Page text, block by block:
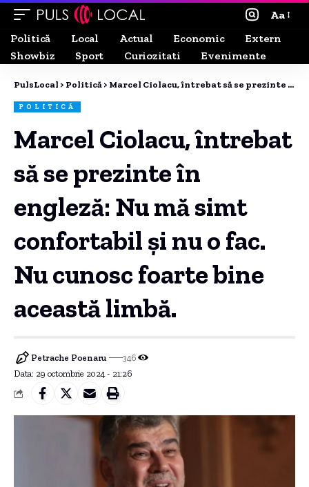
Aa
Politică
Local Actual Economic
Extern
Showbiz
Sport Curiozitati Evenimente
PulsLocal > Politică > Marcel Ciolacu, întrebat să se prezinte în engleză: Nu mă simt confortabil și nu o fac. Nu cunosc foarte bine această limbă.
POLITICĂ
Marcel Ciolacu, întrebat
să se prezinte în
engleză: Nu mă simt
confortabil și nu o fac.
Nu cunosc foarte bine
această limbă.
Data: 29 octombrie 2024 - 21:26
Petrache Poenaru 346